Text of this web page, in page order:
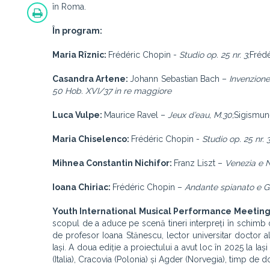
în Roma.
În program:
Maria Rîznic: Frédéric Chopin - Studio op. 25 nr. 3;
Casandra Artene: Johann Sebastian Bach –
50 Hob. XVI/37 in re maggiore
Luca Vulpe: Maurice Ravel – Jeux d’eau, M.30;
Maria Chiselenco: Frédéric Chopin - Studio op. 25 nr.
Mihnea Constantin Nichifor: Franz Liszt – Venezia e
Ioana Chiriac: Frédéric Chopin – Andante spianato e
Youth International Musical Performance
scopul de a aduce pe scenă tineri interpreți în
de profesor Ioana Stănescu, lector universitar doctor
Iași. A doua ediție a proiectului a avut loc în 2025 la
(Italia), Cracovia (Polonia) și Agder (Norvegia), timp de